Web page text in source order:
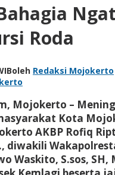
Roda
oleh Redaksi Mojokerto
Mojokerto –
Kota
AKBP Rofiq
diwakili
Waskito, S.sos, SH,